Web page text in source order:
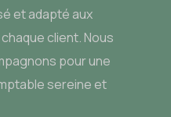
et adapté aux
client. Nous
pour une
sereine et